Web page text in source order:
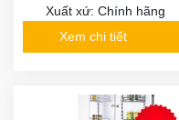
Xuất xứ: Chính hãng
Xem chi tiết